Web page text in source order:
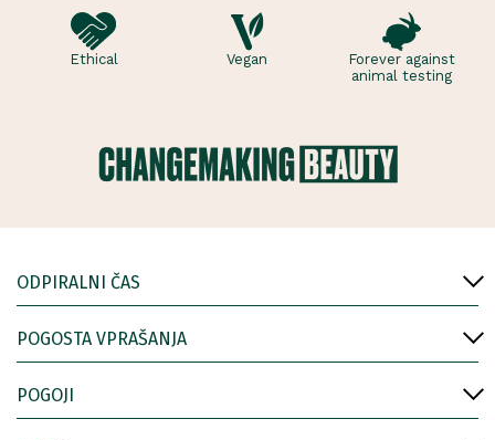
Ethical Vegan
Forever against
animal testing
ODPIRALNI ČAS
POGOSTA VPRAŠANJA
POGOJI